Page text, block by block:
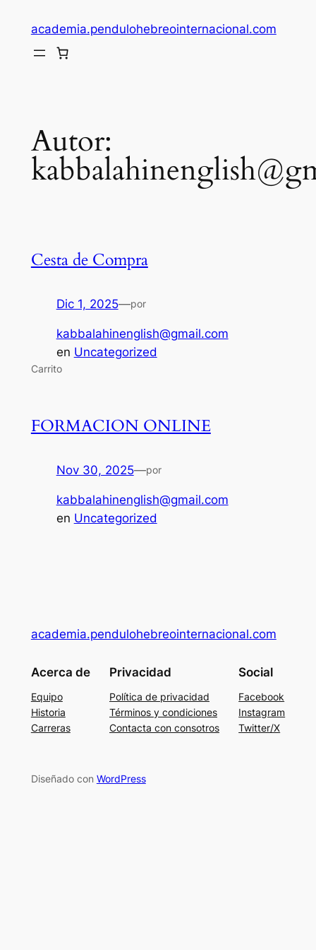
contenido
academia.pendulohebreointernacional.com
Autor:
Cesta de Compra
Dic 1, 2025—por
kabbalahinenglish@gmail.com
en Uncategorized
Carrito
FORMACION ONLINE
Nov 30, 2025—por
kabbalahinenglish@gmail.com
en Uncategorized
academia.pendulohebreointernacional.com
Acerca de
Equipo
Historia
Carreras
Privacidad
Política de privacidad
Términos y condiciones
Contacta con consotros
Social
Facebook
Instagram
Twitter/X
Diseñado con WordPress